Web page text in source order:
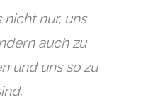
nur, uns
auch zu
und uns so zu